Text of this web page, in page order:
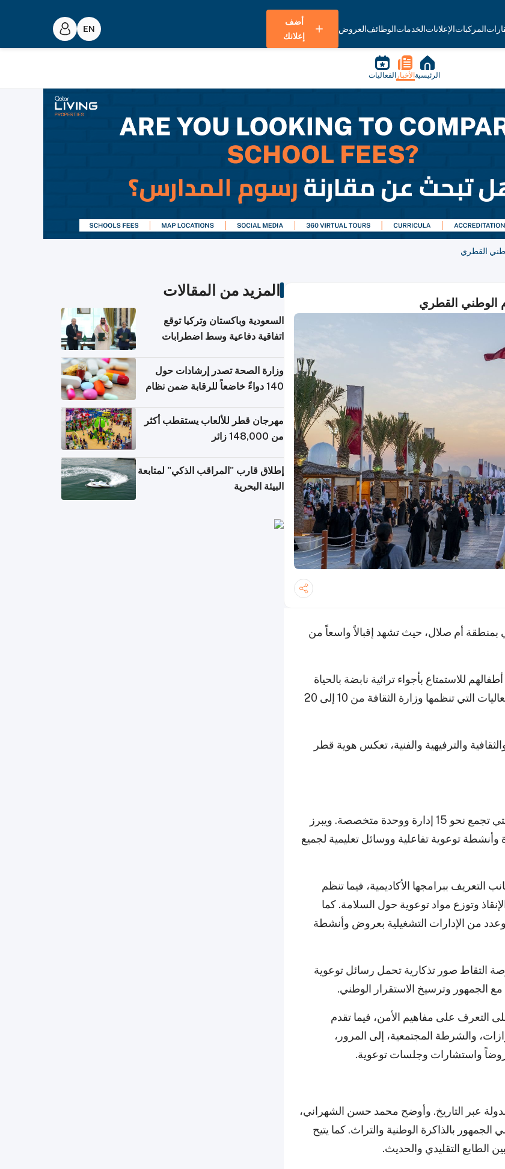
المركباتالإعلاناتالخدماتالوظائفالعروض
أضف
إعلانك
الرئيسية الأخبار الفعاليات
القطري
الوطني القطري
أم صلال، حيث تشهد إقبالاً واسعاً من
للاستمتاع بأجواء تراثية نابضة بالحياة
تحت شعار هذا العام: "بكم تعلو ومنكم تنتظر". وتستمر الفعاليات التي تنظمها وزارة الثقافة من 10 إلى 20
والترفيهية والفنية، تعكس هوية قطر
تشارك وزارة الداخلية من خلال "قرية الأمن" الشاملة، والتي تجمع نحو 15 إدارة ووحدة متخصصة. ويبرز
وأنشطة توعوية تفاعلية ووسائل تعليمية لجميع
ببرامجها الأكاديمية، فيما تنظم
وتوزع مواد توعوية حول السلامة. كما
من الإدارات التشغيلية بعروض وأنشطة
التقاط صور تذكارية تحمل رسائل توعوية
الجمهور وترسيخ الاستقرار الوطني.
التعرف على مفاهيم الأمن، فيما تقدم
والشرطة المجتمعية، إلى المرور،
واستشارات وجلسات توعوية.
عبر التاريخ. وأوضح محمد حسن الشهراني،
بالذاكرة الوطنية والتراث. كما يتيح
الطابع التقليدي والحديث.
المزيد من المقالات
السعودية وباكستان وتركيا توقع
اتفاقية دفاعية وسط اضطرابات
وزارة الصحة تصدر إرشادات حول
140 دواءً خاضعاً للرقابة ضمن نظام
مهرجان قطر للألعاب يستقطب أكثر
من 148,000 زائر
إطلاق قارب "المراقب الذكي" لمتابعة
البيئة البحرية